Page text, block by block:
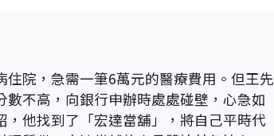
住院，急需一筆6萬元的醫療費用。但王先
數不高，向銀行申辦時處處碰壁，心急如
，他找到了「宏達當舖」，將自己平時代